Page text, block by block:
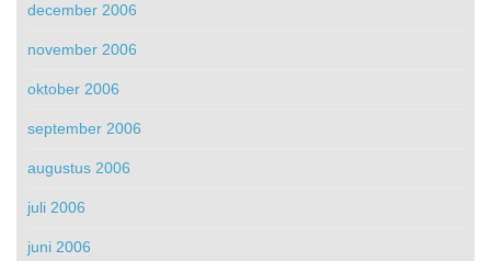
december 2006
november 2006
oktober 2006
september 2006
augustus 2006
juli 2006
juni 2006